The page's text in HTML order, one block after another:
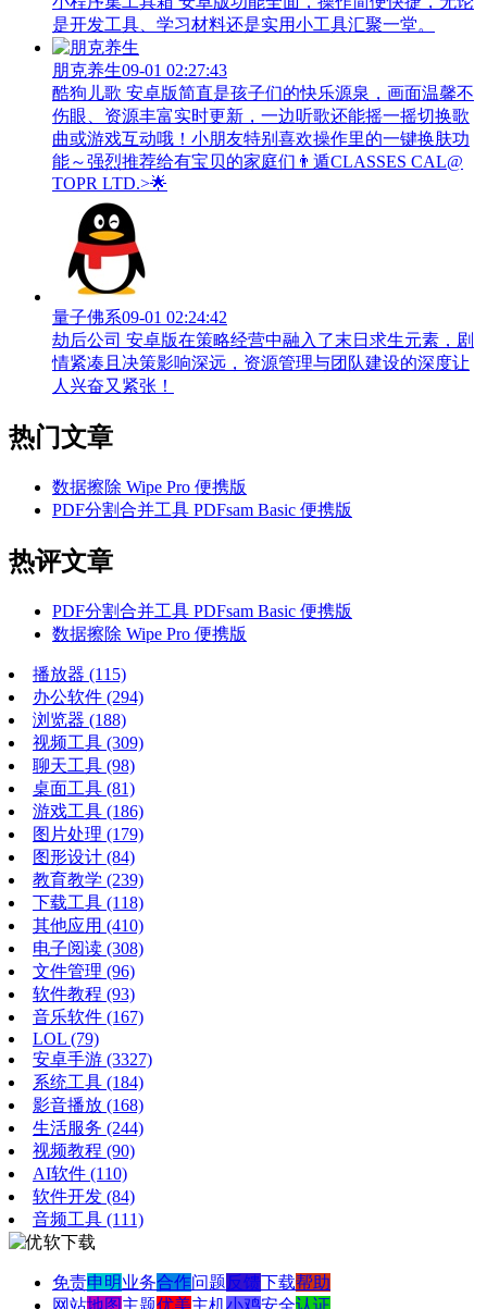
是开发工具、学习材料还是实用小工具汇聚一堂。
朋克养生09-01 02:27:43
酷狗儿歌 安卓版简直是孩子们的快乐源泉，画面温馨不
伤眼、资源丰富实时更新，一边听歌还能摇一摇切换歌
曲或游戏互动哦！小朋友特别喜欢操作里的一键换肤功
能～强烈推荐给有宝贝的家庭们👨‍遁️CLASSES CAL@
TOPR LTD.>🌟
量子佛系09-01 02:24:42
劫后公司 安卓版在策略经营中融入了末日求生元素，剧
情紧凑且决策影响深远，资源管理与团队建设的深度让
人兴奋又紧张！
热门文章
数据擦除 Wipe Pro 便携版
PDF分割合并工具 PDFsam Basic 便携版
热评文章
PDF分割合并工具 PDFsam Basic 便携版
数据擦除 Wipe Pro 便携版
播放器 (115)
办公软件 (294)
浏览器 (188)
视频工具 (309)
聊天工具 (98)
桌面工具 (81)
游戏工具 (186)
图片处理 (179)
图形设计 (84)
教育教学 (239)
下载工具 (118)
其他应用 (410)
电子阅读 (308)
文件管理 (96)
软件教程 (93)
音乐软件 (167)
LOL (79)
安卓手游 (3327)
系统工具 (184)
影音播放 (168)
生活服务 (244)
视频教程 (90)
AI软件 (110)
软件开发 (84)
音频工具 (111)
免责申明业务合作问题反馈下载帮助
网站地图 主题优美主机 小鸡安全认证